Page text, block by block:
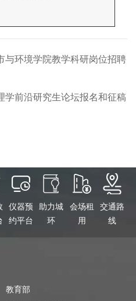
与环境学院教学科研岗位招聘
学前沿研究生论坛报名和征稿
仪器预
约平台
助力城
环
会场租
用
交通路
线
教育部